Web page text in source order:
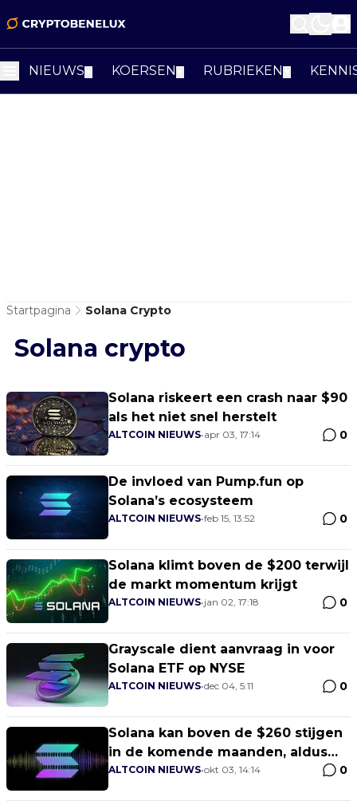
NIEUWS KOERSEN RUBRIEKEN
Startpagina Solana Crypto
Solana crypto
Solana riskeert een crash naar $90
als het niet snel herstelt
ALTCOIN NIEUWS•apr 03, 17:14 0
De invloed van Pump.fun op
Solana’s ecosysteem
ALTCOIN NIEUWS•feb 15, 13:52 0
Solana klimt boven de $200 terwijl
de markt momentum krijgt
ALTCOIN NIEUWS•jan 02, 17:18 0
Grayscale dient aanvraag in voor
Solana ETF op NYSE
ALTCOIN NIEUWS•dec 04, 5:11 0
Solana kan boven de $260 stijgen
in de komende maanden, aldus
analisten
ALTCOIN NIEUWS•okt 03, 14:14 0